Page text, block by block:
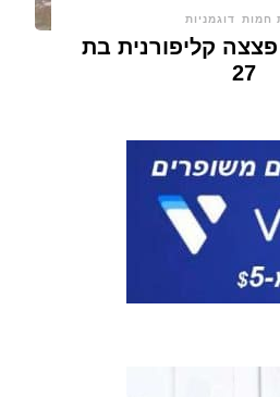
חמות דוגמניות
קליפורנית בת
27